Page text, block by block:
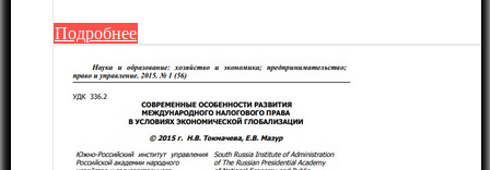
Подробнее